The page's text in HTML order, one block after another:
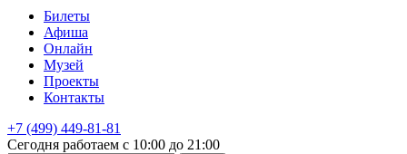
Билеты
Афиша
Онлайн
Музей
Проекты
Контакты
+7 (499) 449-81-81
Сегодня работаем с 10:00 до 21:00